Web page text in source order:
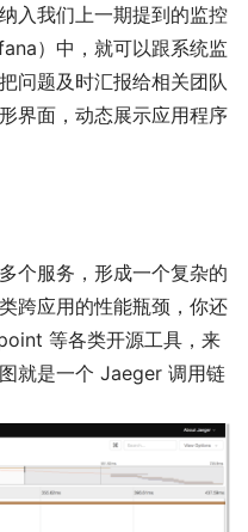
入我们上一期提到的监控
）中，就可以跟系统监
问题及时汇报给相关团队
界面，动态展示应用程序
个服务，形成一个复杂的
跨应用的性能瓶颈，你还
等各类开源工具，来
就是一个 Jaeger 调用链